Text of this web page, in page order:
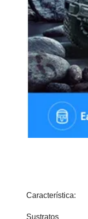
Característica:
Sustratos